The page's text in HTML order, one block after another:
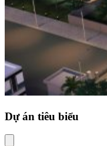
Dự án tiêu biểu